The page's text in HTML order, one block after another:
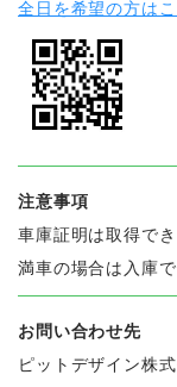
全日を希望の方は
注意事項
車庫証明は取得でき
満車の場合は入庫で
お問い合わせ先
ピットデザイン株